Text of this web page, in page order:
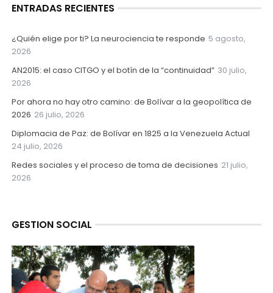
ENTRADAS RECIENTES
¿Quién elige por ti? La neurociencia te responde 5 agosto,
2026
AN2015: el caso CITGO y el botín de la “continuidad” 30 julio,
2026
Por ahora no hay otro camino: de Bolívar a la geopolítica de
2026 26 julio, 2026
Diplomacia de Paz: de Bolívar en 1825 a la Venezuela Actual
24 julio, 2026
Redes sociales y el proceso de toma de decisiones 21 julio,
2026
GESTION SOCIAL